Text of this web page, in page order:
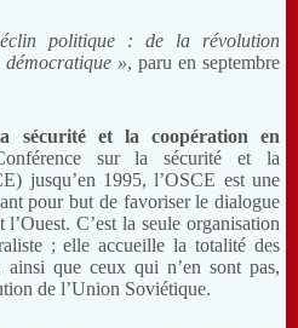
politique : de la révolution
», paru en septembre
sécurité et la coopération en
sur la sécurité et la
jusqu’en 1995, l’OSCE est une
pour but de favoriser le dialogue
C’est la seule organisation
; elle accueille la totalité des
ainsi que ceux qui n’en sont pas,
de l’Union Soviétique.